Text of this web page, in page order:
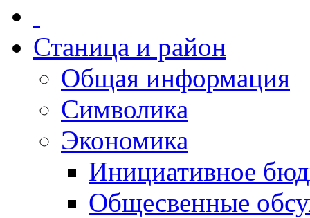
Станица и район
Общая информация
Символика
Экономика
Инициативное
Общесвенные